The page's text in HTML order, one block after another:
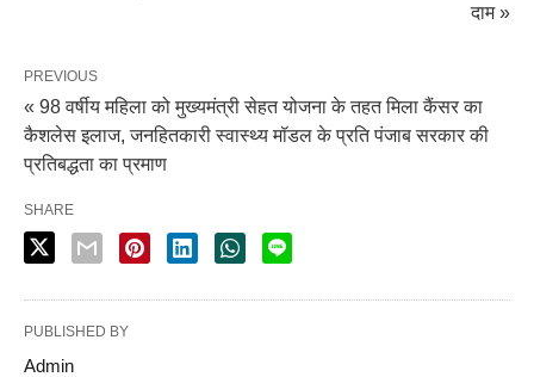
दाम »
PREVIOUS
« 98 वर्षीय महिला को मुख्यमंत्री सेहत योजना के तहत मिला कैंसर का
कैशलेस इलाज, जनहितकारी स्वास्थ्य मॉडल के प्रति पंजाब सरकार की
प्रतिबद्धता का प्रमाण
SHARE
PUBLISHED BY
Admin